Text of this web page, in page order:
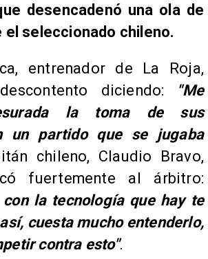
desencadenó una ola de
seleccionado chileno.
entrenador de La Roja,
diciendo:
"Me
la toma de sus
un partido que se jugaba
chileno, Claudio Bravo,
fuertemente al árbitro:
con la tecnología que hay te
cuesta mucho entenderlo,
contra esto".